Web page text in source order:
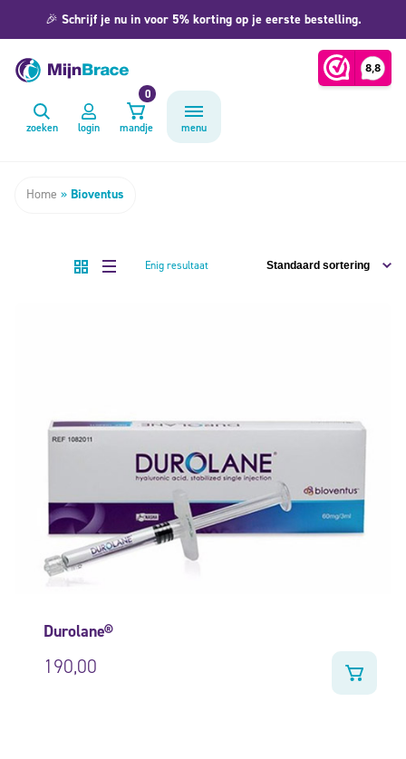
🎉 Schrijf je nu in voor 5% korting op je eerste bestelling.
zoeken login mandje
0
menu
Home » Bioventus
Enig resultaat
Durolane®
190,00